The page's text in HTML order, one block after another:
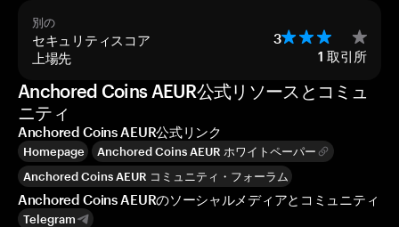
別の
セキュリティスコア 3
上場先 1 取引所
Anchored Coins AEUR公式リソースとコミュ
ニティ
Anchored Coins AEUR公式リンク
Homepage
Anchored Coins AEUR ホワイトペーパー
Anchored Coins AEUR コミュニティ・フォーラム
Anchored Coins AEURのソーシャルメディアとコミュニティ
Telegram